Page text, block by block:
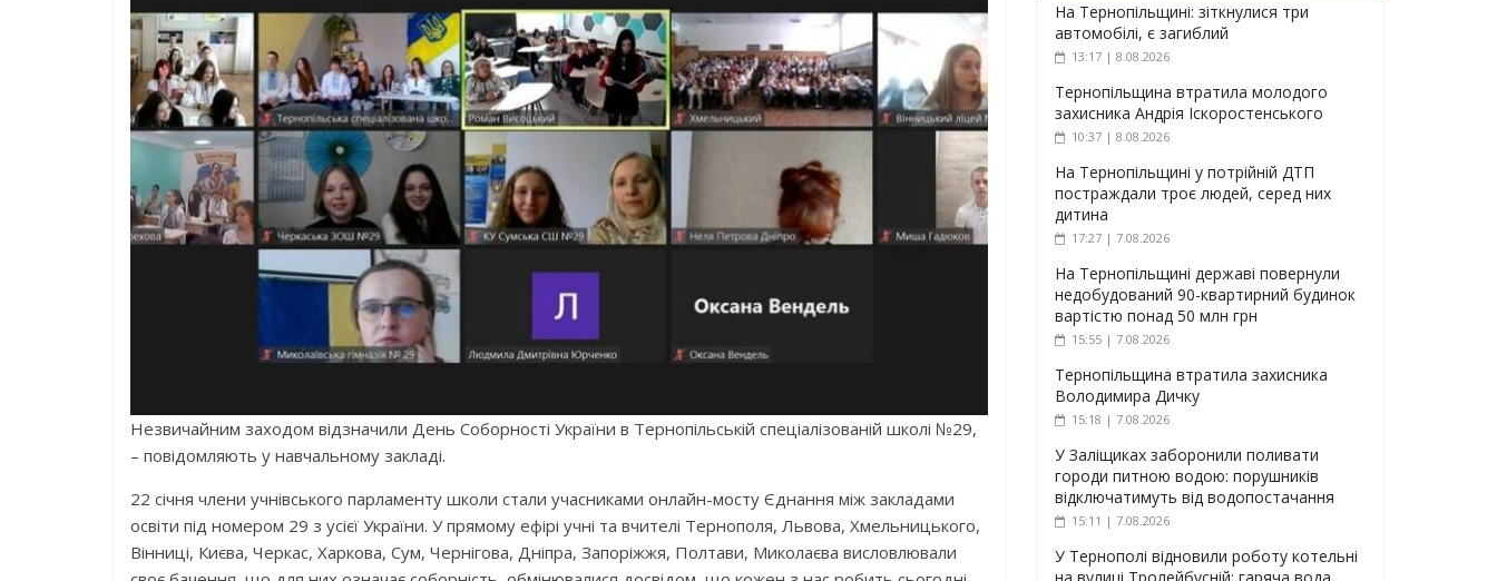
Незвичайним заходом відзначили День Соборності України в Тернопільській спеціалізованій школі №29,
– повідомляють у навчальному закладі.
22 січня члени учнівського парламенту школи стали учасниками онлайн-мосту Єднання між закладами
освіти під номером 29 з усієї України. У прямому ефірі учні та вчителі Тернополя, Львова, Хмельницького,
Вінниці, Києва, Черкас, Харкова, Сум, Чернігова, Дніпра, Запоріжжя, Полтави, Миколаєва висловлювали
На Тернопільщині: зіткнулися три
автомобілі, є загиблий
13:17 | 8.08.2026
Тернопільщина втратила молодого
захисника Андрія Іскоростенського
10:37 | 8.08.2026
На Тернопільщині у потрійній ДТП
постраждали троє людей, серед них
дитина
17:27 | 7.08.2026
На Тернопільщині державі повернули
недобудований 90-квартирний будинок
вартістю понад 50 млн грн
15:55 | 7.08.2026
Тернопільщина втратила захисника
Володимира Дичку
15:18 | 7.08.2026
У Заліщиках заборонили поливати
городи питною водою: порушників
відключатимуть від водопостачання
15:11 | 7.08.2026
У Тернополі відновили роботу котельні